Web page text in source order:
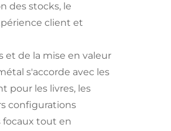
des stocks, le
client et
et de la mise en valeur
s'accorde avec les
pour les livres, les
configurations
focaux tout en